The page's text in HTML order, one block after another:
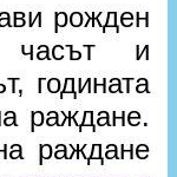
рожден
часът и
годината
раждане.
раждане